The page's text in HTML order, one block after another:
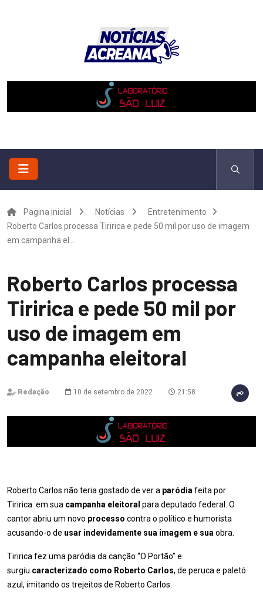
Pagina inicial Notícias
Entretenimento
Roberto Carlos processa Tiririca e pede 50 mil por uso de imagem
em campanha el...
Roberto Carlos processa
Tiririca e pede 50 mil por
uso de imagem em
campanha eleitoral
Redação 10 de setembro de 2022 21:58
Roberto Carlos não teria gostado de ver a paródia feita por
Tiririca em sua campanha eleitoral para deputado federal. O
cantor abriu um novo processo contra o político e humorista
acusando-o de usar indevidamente sua imagem e sua obra.
Tiririca fez uma paródia da canção “O Portão” e
surgiu caracterizado como Roberto Carlos, de peruca e paletó
azul, imitando os trejeitos de Roberto Carlos.